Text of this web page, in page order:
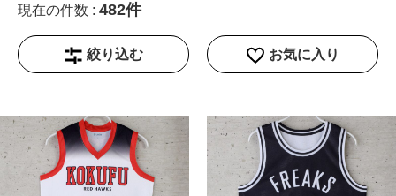
現在の件数 : 482件
絞り込む お気に入り